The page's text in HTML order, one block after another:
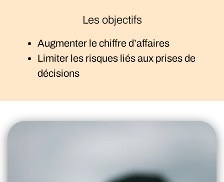
Les objectifs
Augmenter le chiffre d’affaires
Limiter les risques liés aux prises de
décisions